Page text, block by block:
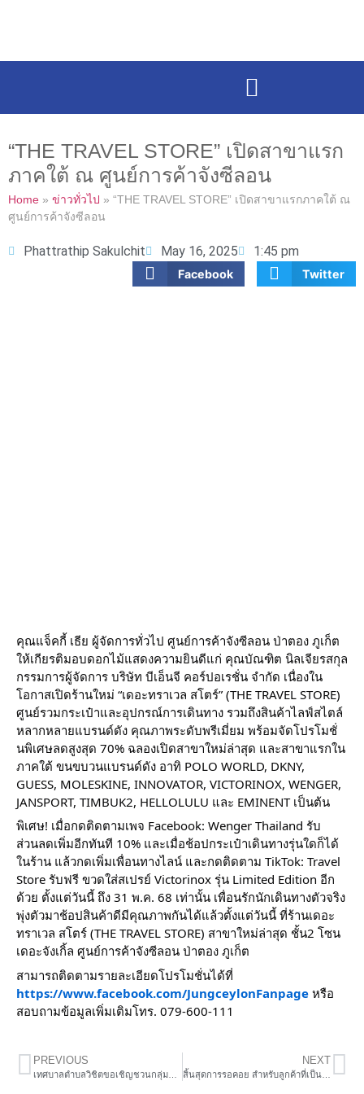
“THE TRAVEL STORE” เปิดสาขาแรก
ภาคใต้ ณ ศูนย์การค้าจังซีลอน
Home » ข่าวทั่วไป » “THE TRAVEL STORE” เปิดสาขาแรกภาคใต้ ณ
ศูนย์การค้าจังซีลอน
Phattrathip Sakulchit May 16, 2025 1:45 pm
Facebook Twitter
คุณแจ็คกี้ เธีย ผู้จัดการทั่วไป ศูนย์การค้าจังซีลอน ป่าตอง ภูเก็ต
ให้เกียรติมอบดอกไม้แสดงความยินดีแก่ คุณบัณฑิต นิลเจียรสกุล
กรรมการผู้จัดการ บริษัท บีเอ็นจี คอร์ปอเรชั่น จำกัด เนื่องใน
โอกาสเปิดร้านใหม่ “เดอะทราเวล สโตร์” (THE TRAVEL STORE)
ศูนย์รวมกระเป๋าและอุปกรณ์การเดินทาง รวมถึงสินค้าไลฟ์สไตล์
หลากหลายแบรนด์ดัง คุณภาพระดับพรีเมี่ยม พร้อมจัดโปรโมชั่
นพิเศษลดสูงสุด 70% ฉลองเปิดสาขาใหม่ล่าสุด และสาขาแรกใน
ภาคใต้ ขนขบวนแบรนด์ดัง อาทิ POLO WORLD, DKNY,
GUESS, MOLESKINE, INNOVATOR, VICTORINOX, WENGER,
JANSPORT, TIMBUK2, HELLOLULU และ EMINENT เป็นต้น
พิเศษ! เมื่อกดติดตามเพจ Facebook: Wenger Thailand รับ
ส่วนลดเพิ่มอีกทันที 10% และเมื่อช้อปกระเป๋าเดินทางรุ่นใดก็ได้
ในร้าน แล้วกดเพิ่มเพื่อนทางไลน์ และกดติดตาม TikTok: Travel
Store รับฟรี ขวดใส่สเปรย์ Victorinox รุ่น Limited Edition อีก
ด้วย ตั้งแต่วันนี้ ถึง 31 พ.ค. 68 เท่านั้น เพื่อนรักนักเดินทางตัวจริง
พุ่งตัวมาช้อปสินค้าดีมีคุณภาพกันได้แล้วตั้งแต่วันนี้ ที่ร้านเดอะ
ทราเวล สโตร์ (THE TRAVEL STORE) สาขาใหม่ล่าสุด ชั้น2 โซน
เดอะจังเกิ้ล ศูนย์การค้าจังซีลอน ป่าตอง ภูเก็ต
สามารถติดตามรายละเอียดโปรโมชั่นได้ที่
https://www.facebook.com/JungceylonFanpage หรือ
สอบถามข้อมูลเพิ่มเติมโทร. 079-600-111
PREVIOUS NEXT
สิ้นสุดการรอคอย สำหรับลูกค้าที่เป็นเจ้าของรถ GWM ลุ้นร่วมงาน Thank you Dinner At Sriwara Bistro & Cafe วันเสาร์ที่ 17 พฤษภาคมนี้ ฟรี !!